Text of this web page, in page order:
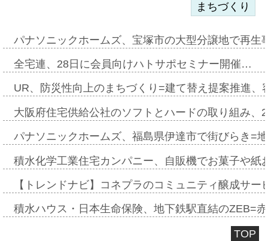
まちづくり
パナソニックホームズ、宝塚市の大型分譲地で再
全宅連、28日に会員向けハトサポセミナー開催…
UR、防災性向上のまちづくり=建て替え提案推進
大阪府住宅供給公社のソフトとハードの取り組み
パナソニックホームズ、福島県伊達市で街びらき=
積水化学工業住宅カンパニー、自販機でお菓子や
【トレンドナビ】コネプラのコミュニティ醸成サ
積水ハウス・日本生命保険、地下鉄駅直結のZEB=
TOP